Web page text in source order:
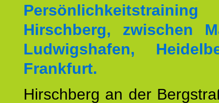
Hirschberg, zwischen
Ludwigshafen,
Frankfurt.
Hirschberg an der